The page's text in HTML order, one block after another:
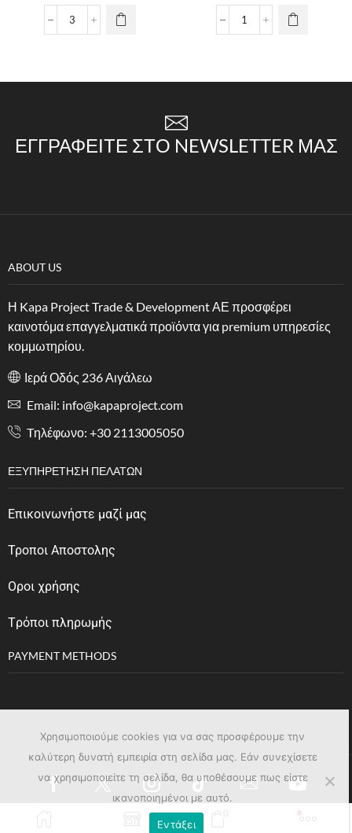
ΕΓΓΡΑΦΕΊΤΕ ΣΤΟ NEWSLETTER ΜΑΣ
ABOUT US
Η Kapa Project Trade & Development ΑΕ προσφέρει
καινοτόμα επαγγελματικά προϊόντα για premium υπηρεσίες
κομμωτηρίου.
Ιερά Οδός 236 Αιγάλεω
Email: info@kapaproject.com
Tηλέφωνο: +30 2113005050
ΕΞΥΠΗΡΈΤΗΣΗ ΠΕΛΑΤΏΝ
Επικοινωνήστε μαζί μας
Τροποι Αποστολης
Οροι χρήσης
Tρόποι πληρωμής
PAYMENT METHODS
Χρησιμοποιούμε cookies για να σας προσφέρουμε την
καλύτερη δυνατή εμπειρία στη σελίδα μας. Εάν συνεχίσετε
να χρησιμοποιείτε τη σελίδα, θα υποθέσουμε πως είστε
ικανοποιημένοι με αυτό.
Εντάξει